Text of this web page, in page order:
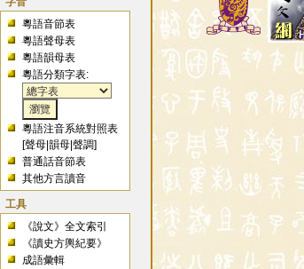
粵語音節表
粵語聲母表
粵語韻母表
粵語分類字表:
粵語注音系統對照表
[聲母 |韻母 |聲調]
普通話音節表
其他方言讀音
工具
《說文》全文索引
《讀史方輿紀要》
成語彙輯